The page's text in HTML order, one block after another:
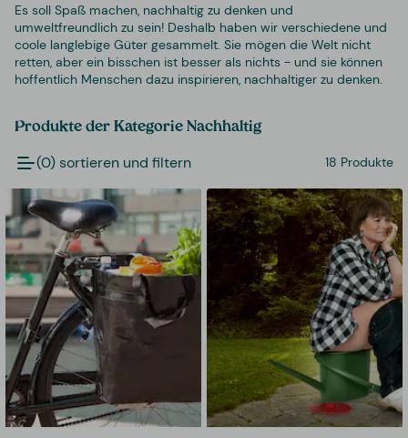
Es soll Spaß machen, nachhaltig zu denken und
umweltfreundlich zu sein! Deshalb haben wir verschiedene und
coole langlebige Güter gesammelt. Sie mögen die Welt nicht
retten, aber ein bisschen ist besser als nichts - und sie können
hoffentlich Menschen dazu inspirieren, nachhaltiger zu denken.
Produkte der Kategorie Nachhaltig
(0) sortieren und filtern 18 Produkte